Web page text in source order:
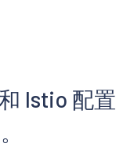
Istio 配置